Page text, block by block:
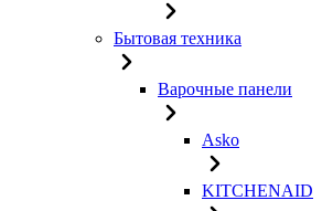
Бытовая техника
Варочные панели
Asko
KITCHENAID